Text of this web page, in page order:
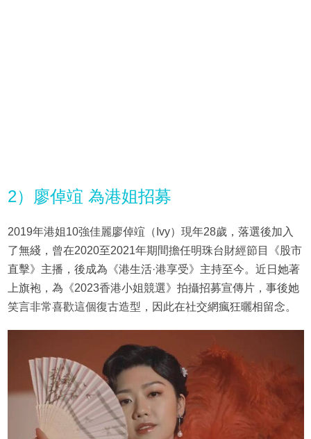
2）廖倬竩 為港姐招募
2019年港姐10強佳麗廖倬竩（Ivy）現年28歲，落選後加入
了無綫，曾在2020至2021年期間擔任明珠台財經節目《股市
直擊》主播，後成為《港生活·港享受》主持至今。近日她著
上旗袍，為《2023香港小姐競選》拍攝招募宣傳片，事後她
笑言非常喜歡這個復古造型，因此在社交網瘋狂曬相留念。